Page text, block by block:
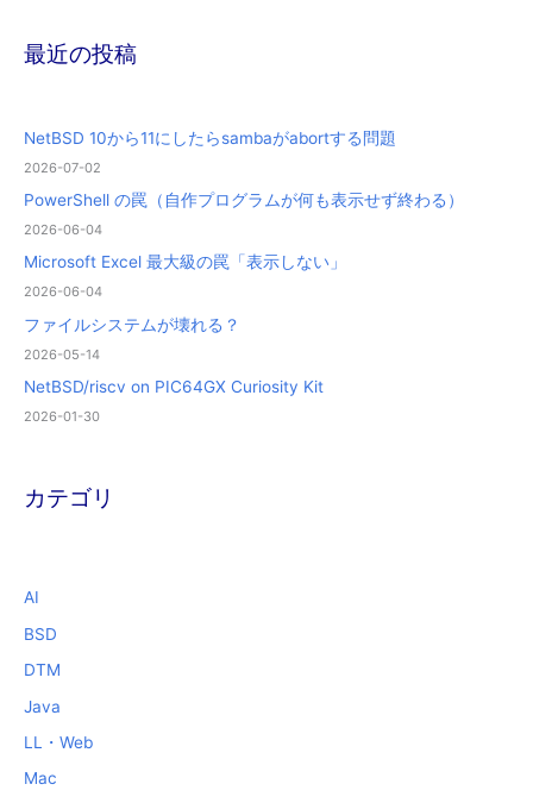
最近の投稿
NetBSD 10から11にしたらsambaがabortする問題
2026-07-02
PowerShell の罠（自作プログラムが何も表示せず終わる）
2026-06-04
Microsoft Excel 最大級の罠「表示しない」
2026-06-04
ファイルシステムが壊れる？
2026-05-14
NetBSD/riscv on PIC64GX Curiosity Kit
2026-01-30
カテゴリ
AI
BSD
DTM
Java
LL・Web
Mac